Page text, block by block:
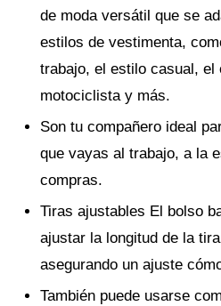
de moda versátil que se
estilos de vestimenta,
trabajo, el estilo casual,
motociclista y más.
Son tu compañero ideal
que vayas al trabajo, a la
compras.
Tiras ajustables El bolso
ajustar la longitud de la
asegurando un ajuste
También puede usarse